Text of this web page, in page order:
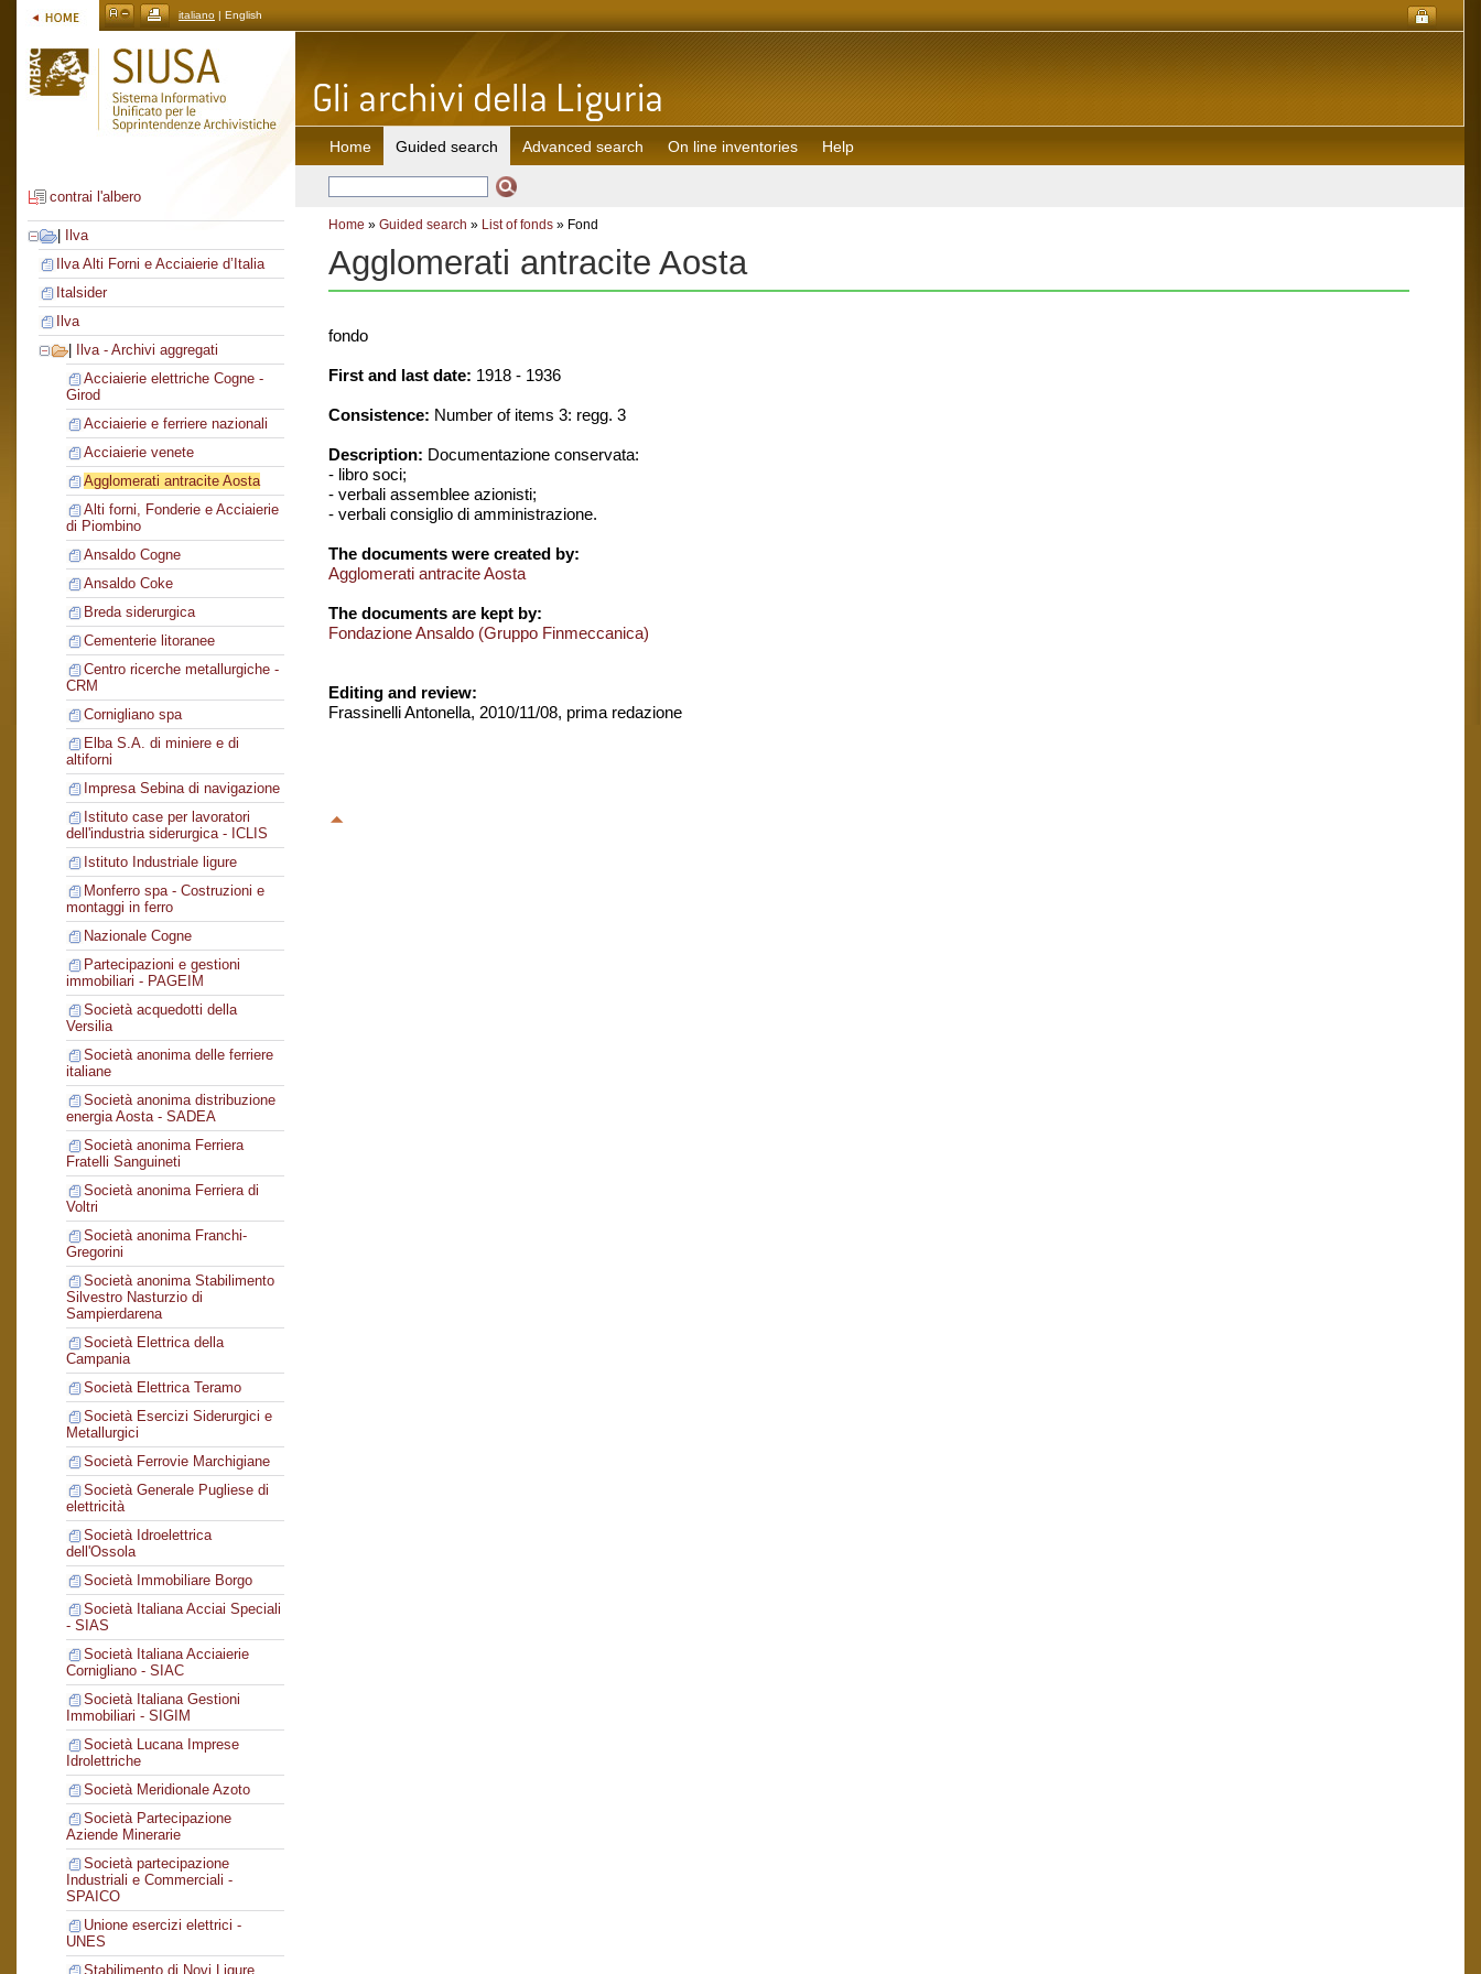
italiano | English
contrai l'albero
Ilva
Ilva Alti Forni e Acciaierie d’Italia
Italsider
Ilva
Ilva - Archivi aggregati
Acciaierie elettriche Cogne -
Girod
Acciaierie e ferriere nazionali
Acciaierie venete
Agglomerati antracite Aosta
Alti forni, Fonderie e Acciaierie
di Piombino
Ansaldo Cogne
Ansaldo Coke
Breda siderurgica
Cementerie litoranee
Centro ricerche metallurgiche -
CRM
Cornigliano spa
Elba S.A. di miniere e di
altiforni
Impresa Sebina di navigazione
Istituto case per lavoratori
dell'industria siderurgica - ICLIS
Istituto Industriale ligure
Monferro spa - Costruzioni e
montaggi in ferro
Nazionale Cogne
Partecipazioni e gestioni
immobiliari - PAGEIM
Società acquedotti della
Versilia
Società anonima delle ferriere
italiane
Società anonima distribuzione
energia Aosta - SADEA
Società anonima Ferriera
Fratelli Sanguineti
Società anonima Ferriera di
Voltri
Società anonima Franchi-
Gregorini
Società anonima Stabilimento
Silvestro Nasturzio di
Sampierdarena
Società Elettrica della
Campania
Società Elettrica Teramo
Società Esercizi Siderurgici e
Metallurgici
Società Ferrovie Marchigiane
Società Generale Pugliese di
elettricità
Società Idroelettrica
dell'Ossola
Società Immobiliare Borgo
Società Italiana Acciai Speciali
- SIAS
Società Italiana Acciaierie
Cornigliano - SIAC
Società Italiana Gestioni
Immobiliari - SIGIM
Società Lucana Imprese
Idrolettriche
Società Meridionale Azoto
Società Partecipazione
Aziende Minerarie
Società partecipazione
Industriali e Commerciali -
SPAICO
Unione esercizi elettrici -
UNES
Stabilimento di Novi Ligure
Home Guided search Advanced search On line inventories Help
Home » Guided search » List of fonds » Fond
Agglomerati antracite Aosta
fondo
First and last date: 1918 - 1936
Consistence: Number of items 3: regg. 3
Description: Documentazione conservata:
- libro soci;
- verbali assemblee azionisti;
- verbali consiglio di amministrazione.
The documents were created by:
Agglomerati antracite Aosta
The documents are kept by:
Fondazione Ansaldo (Gruppo Finmeccanica)
Editing and review:
Frassinelli Antonella, 2010/11/08, prima redazione